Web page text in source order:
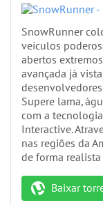
SnowRunner
veículos
abertos
avançada já
Supere lama,
com a
Interactive.
nas regiões da
de forma
Baixar